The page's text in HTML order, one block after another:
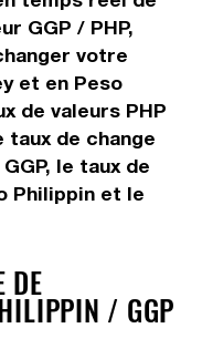
GGP / PHP,
votre
et en Peso
de valeurs PHP
de change
le taux de
Philippin et le
DE
/ GGP